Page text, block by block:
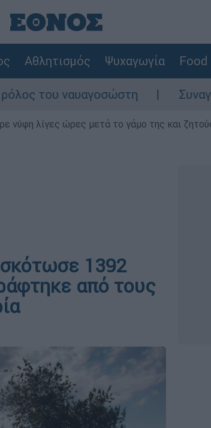
Αθλητισμός Ψυχαγωγία Food
Συναγερμός στην
νύφη λίγες ώρες μετά το γάμο της και
1392
από τους